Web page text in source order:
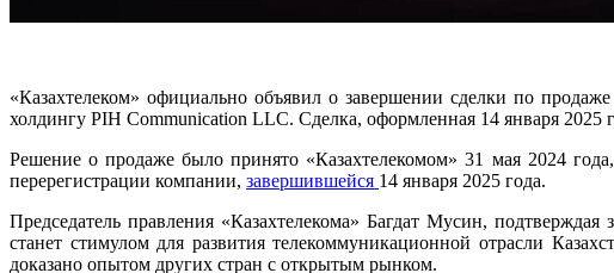
«Казахтелеком» официально объявил о завершении сделки по
холдингу PIH Communication LLC. Сделка, оформленная 14 января 2025
Решение о продаже было принято «Казахтелекомом» 31 мая 2024
перерегистрации компании, завершившейся 14 января 2025 года.
Председатель правления «Казахтелекома» Багдат Мусин, подтверждая
станет стимулом для развития телекоммуникационной отрасли
доказано опытом других стран с открытым рынком.